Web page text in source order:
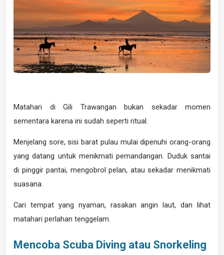
Matahari di Gili Trawangan bukan sekadar momen
sementara karena ini sudah seperti ritual.
Menjelang sore, sisi barat pulau mulai dipenuhi orang-orang
yang datang untuk menikmati pemandangan. Duduk santai
di pinggir pantai, mengobrol pelan, atau sekadar menikmati
suasana.
Cari tempat yang nyaman, rasakan angin laut, dan lihat
matahari perlahan tenggelam.
Mencoba Scuba Diving atau Snorkeling